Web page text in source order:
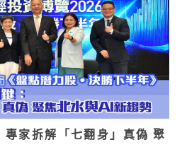
家拆解「七翻身」真偽 聚